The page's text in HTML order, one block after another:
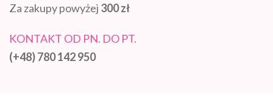
Za zakupy powyżej 300 zł
KONTAKT OD PN. DO PT.
(+48) 780 142 950